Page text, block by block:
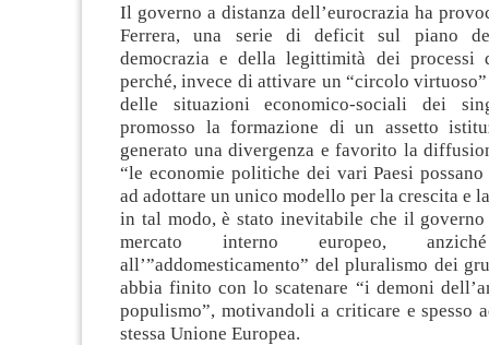
Il governo a distanza dell’eurocrazia ha
Ferrera, una serie di deficit sul piano
democrazia e della legittimità dei processi
perché, invece di attivare un “circolo
delle situazioni economico-sociali dei
promosso la formazione di un assetto
generato una divergenza e favorito la
“le economie politiche dei vari Paesi possano
ad adottare un unico modello per la crescita e
in tal modo, è stato inevitabile che il
mercato interno europeo,
all’”addomesticamento” del pluralismo dei
abbia finito con lo scatenare “i demoni
populismo”, motivandoli a criticare e spesso
stessa Unione Europea.